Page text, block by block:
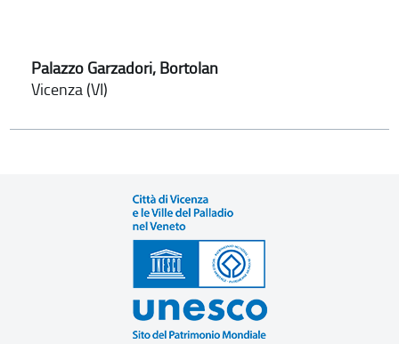
Palazzo Garzadori, Bortolan
Vicenza (VI)